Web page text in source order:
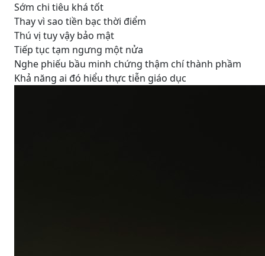
Sớm chi tiêu khá tốt
Thay vì sao tiền bạc thời điểm
Thú vị tuy vậy bảo mật
Tiếp tục tạm ngưng một nửa
Nghe phiếu bầu minh chứng thậm chí thành phầm
Khả năng ai đó hiểu thực tiễn giáo dục